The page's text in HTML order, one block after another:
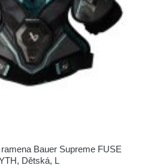
Bauer Supreme FUSE
Dětská, L